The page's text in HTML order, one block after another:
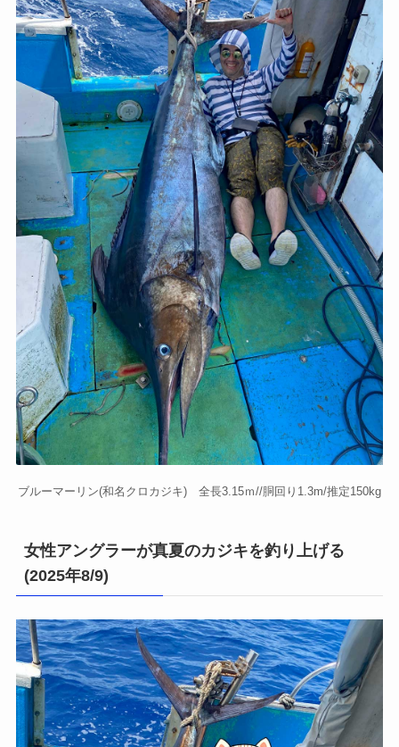
ブルーマーリン(和名クロカジキ) 全長3.15ｍ//胴回り1.3m/推定150kg
女性アングラーが真夏のカジキを釣り上げる
(2025年8/9)